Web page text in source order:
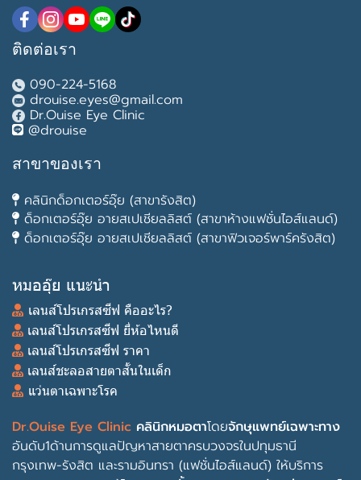
ติดต่อเรา
090-224-5168
drouise.eyes@gmail.com
Dr.Ouise Eye Clinic
@drouise
สาขาของเรา
คลินิกด็อกเตอร์อุ๊ย (สาขารังสิต)
ด็อกเตอร์อุ๊ย อายสเปเชียลลิสต์ (สาขาห้างแฟชั่นไอส์แลนด์)
ด็อกเตอร์อุ๊ย อายสเปเชียลลิสต์ (สาขาฟิวเจอร์พาร์ครังสิต)
หมออุ๊ย แนะนำ
เลนส์โปรเกรสซีฟ คืออะไร?
เลนส์โปรเกรสซีฟ ยี่ห้อไหนดี
เลนส์โปรเกรสซีฟ ราคา
เลนส์ชะลอสายตาสั้นในเด็ก
แว่นตาเฉพาะโรค
Dr.Ouise Eye Clinic คลินิกหมอตาโดยจักษุแพทย์เฉพาะทาง
อันดับ1ด้านการดูแลปัญหาสายตาครบวงจรในปทุมธานี
กรุงเทพ-รังสิต และรามอินทรา (แฟชั่นไอส์แลนด์) ให้บริการ